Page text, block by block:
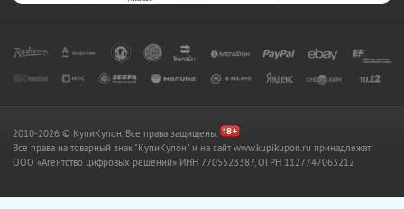
2010-2026 © КупиКупон. Все права защищены.
Все права на товарный знак "КупиКупон" и на сайт www.kupikupon.ru принадлежат
OOO «Агентство цифровых решений» ИНН 7705523387, ОГРН 1127747063212